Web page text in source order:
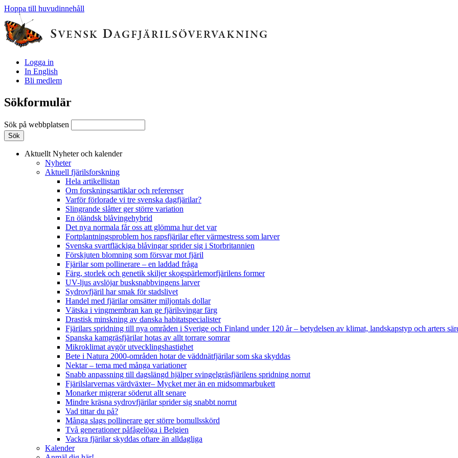
Hoppa till huvudinnehåll
Logga in
In English
Bli medlem
Sökformulär
Sök på webbplatsen
Aktuellt Nyheter och kalender
Nyheter
Aktuell fjärilsforskning
Hela artikellistan
Om forskningsartiklar och referenser
Varför förlorade vi tre svenska dagfjärilar?
Slingrande slåtter ger större variation
En öländsk blåvingehybrid
Det nya normala får oss att glömma hur det var
Fortplantningsproblem hos rapsfjärilar efter värmestress som larver
Svenska svartfläckiga blåvingar sprider sig i Storbritannien
Förskjuten blomning som försvar mot fjäril
Fjärilar som pollinerare – en laddad fråga
Färg, storlek och genetik skiljer skogspärlemorfjärilens former
UV-ljus avslöjar busksnabbvingens larver
Sydrovfjäril har smak för stadslivet
Handel med fjärilar omsätter miljontals dollar
Vätska i vingmembran kan ge fjärilsvingar färg
Drastisk minskning av danska habitatspecialister
Fjärilars spridning till nya områden i Sverige och Finland under 120 år– betydelsen av klimat, landskapstyp och arters
Spanska kamgräsfjärilar hotas av allt torrare somrar
Mikroklimat avgör utvecklingshastighet
Bete i Natura 2000-områden hotar de väddnätfjärilar som ska skyddas
Nektar – tema med många variationer
Snabb anpassning till dagslängd hjälper svingelgräsfjärilens spridning norrut
Fjärilslarvernas värdväxter– Mycket mer än en midsommarbukett
Monarker migrerar söderut allt senare
Mindre kräsna sydrovfjärilar sprider sig snabbt norrut
Vad tittar du på?
Många slags pollinerare ger större bomullsskörd
Två generationer påfågelöga i Belgien
Vackra fjärilar skyddas oftare än alldagliga
Kalender